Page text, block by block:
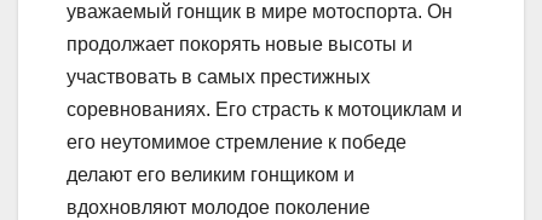
уважаемый гонщик в мире мотоспорта. Он
продолжает покорять новые высоты и
участвовать в самых престижных
соревнованиях. Его страсть к мотоциклам и
его неутомимое стремление к победе
делают его великим гонщиком и
вдохновляют молодое поколение